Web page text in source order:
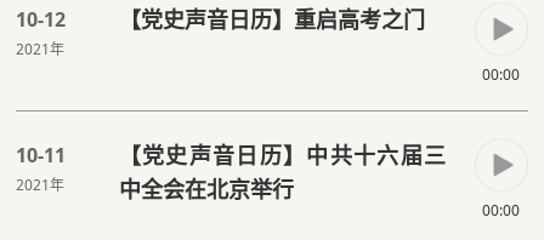
10-12
2021年
【党史声音日历】重启高考之门
00:00
10-11
2021年
【党史声音日历】中共十六届三
中全会在北京举行
00:00